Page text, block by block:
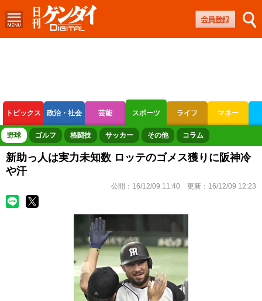
トピックス 政治・社会 芸能 スポーツ ライフ マネー
ボートレース 競輪 オートレース
野球 ゴルフ 格闘技 サッカー その他 コラム
新助っ人は実力未知数 ロッテのゴメス獲りに阪神冷
や汗
公開： 16/12/09 11:40 更新： 16/12/09 12:23